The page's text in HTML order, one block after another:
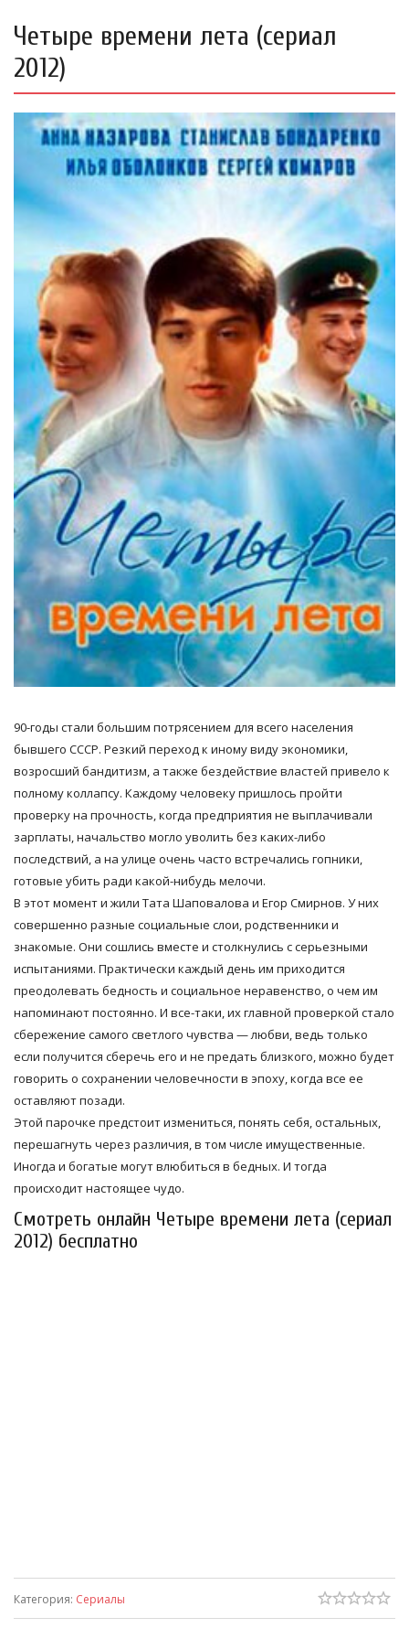
Четыре времени лета (сериал
2012)
90-годы стали большим потрясением для всего населения
бывшего СССР. Резкий переход к иному виду экономики,
возросший бандитизм, а также бездействие властей привело к
полному коллапсу. Каждому человеку пришлось пройти
проверку на прочность, когда предприятия не выплачивали
зарплаты, начальство могло уволить без каких-либо
последствий, а на улице очень часто встречались гопники,
готовые убить ради какой-нибудь мелочи.
В этот момент и жили Тата Шаповалова и Егор Смирнов. У них
совершенно разные социальные слои, родственники и
знакомые. Они сошлись вместе и столкнулись с серьезными
испытаниями. Практически каждый день им приходится
преодолевать бедность и социальное неравенство, о чем им
напоминают постоянно. И все-таки, их главной проверкой стало
сбережение самого светлого чувства — любви, ведь только
если получится сберечь его и не предать близкого, можно будет
говорить о сохранении человечности в эпоху, когда все ее
оставляют позади.
Этой парочке предстоит измениться, понять себя, остальных,
перешагнуть через различия, в том числе имущественные.
Иногда и богатые могут влюбиться в бедных. И тогда
происходит настоящее чудо.
Смотреть онлайн Четыре времени лета (сериал
2012) бесплатно
Категория: Сериалы